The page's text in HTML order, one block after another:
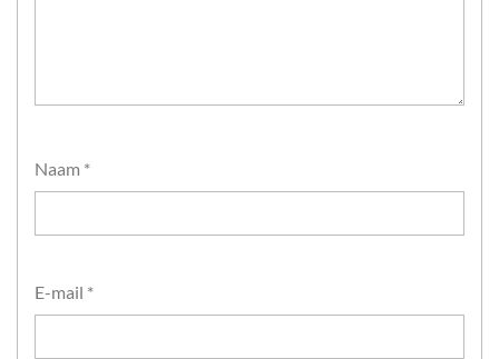
Naam *
E-mail *